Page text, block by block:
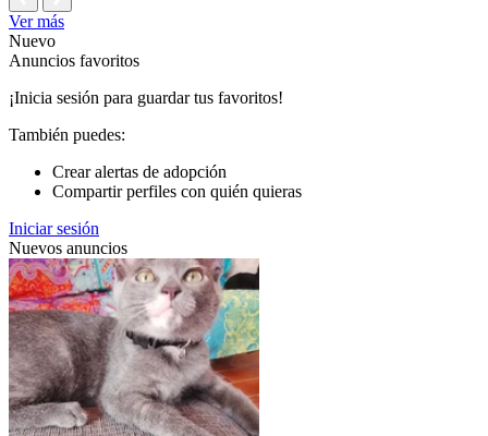
Ver más
Nuevo
Anuncios favoritos
¡Inicia sesión para guardar tus favoritos!
También puedes:
Crear alertas de adopción
Compartir perfiles con quién quieras
Iniciar sesión
Nuevos anuncios